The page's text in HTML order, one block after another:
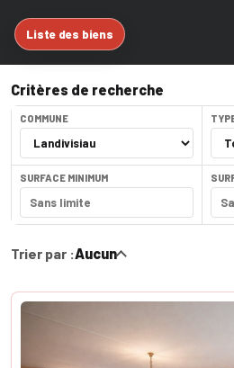
Critères de recherche
COMMUNE
SURFACE MINIMUM
Trier par :Aucun
Liste des biens